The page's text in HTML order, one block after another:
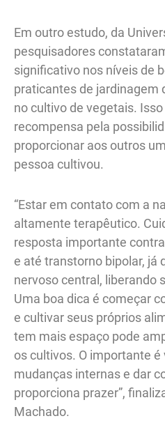
Em outro estudo, da
pesquisadores
significativo nos níveis de
praticantes de jardinagem
no cultivo de vegetais.
recompensa pela
proporcionar aos outros
pessoa cultivou.
“Estar em contato com a
altamente terapêutico.
resposta importante
e até transtorno bipolar, já
nervoso central, liberando
Uma boa dica é começar
e cultivar seus próprios
tem mais espaço pode
os cultivos. O importante
mudanças internas e dar
proporciona prazer”,
Machado.